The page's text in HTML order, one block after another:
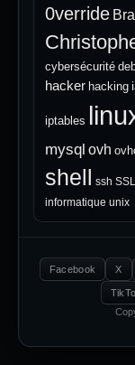
0verride
cybersécurité
hacker hacking
iptables
mysql ovh
shell ssh SSL
informatique unix
Facebook X